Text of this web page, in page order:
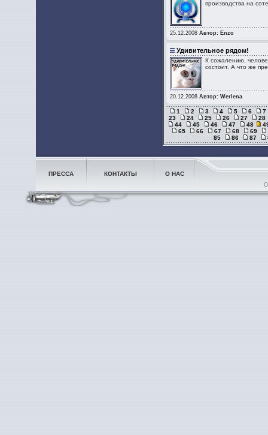
производства на
25.12.2008 Автор: Enzo
Удивительное рядом!
К сожалению,
состоит. А что же
20.12.2008 Автор: Werlena
1 2 3 4 5 6
7
23
24 25 26 27
28
44
45 46 47 48
65
66 67 68
69
85
86 87
ПРЕССА КОНТАКТЫ О НАС